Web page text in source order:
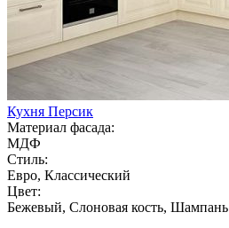
Кухня Персик
Материал фасада:
МДФ
Стиль:
Евро, Классический
Цвет:
Бежевый, Слоновая кость, Шампань